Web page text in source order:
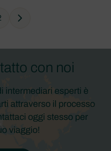
Next
con noi
intermediari esperti è
attraverso il processo
oggi stesso per
viaggio!